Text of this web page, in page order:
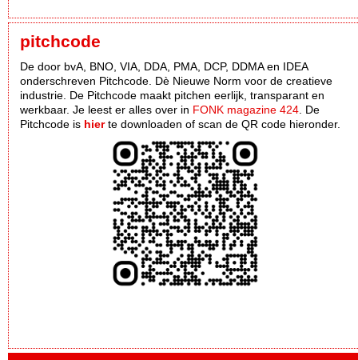
pitchcode
De door bvA, BNO, VIA, DDA, PMA, DCP, DDMA en IDEA
onderschreven Pitchcode. Dè Nieuwe Norm voor de creatieve
industrie. De Pitchcode maakt pitchen eerlijk, transparant en
werkbaar. Je leest er alles over in FONK magazine 424 . De
Pitchcode is hierte downloaden of scan de QR code hieronder.